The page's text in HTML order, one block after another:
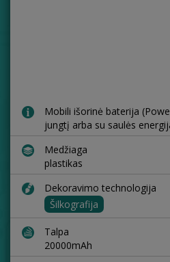
Mobili išorinė baterija
jungtį arba su saulės
Medžiaga
plastikas
Dekoravimo technologija
Šilkografija
Talpa
20000mAh